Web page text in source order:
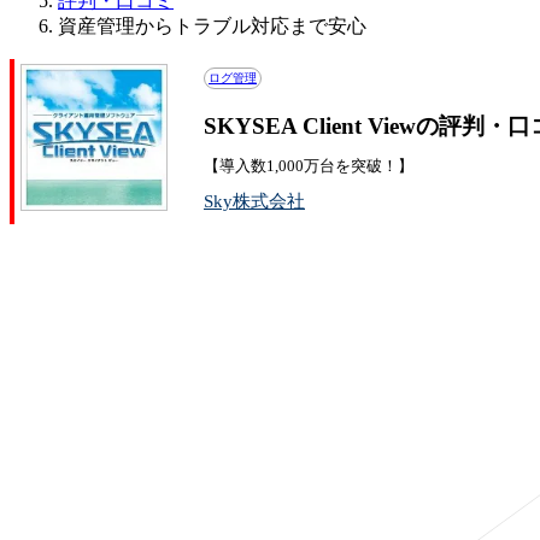
資産管理からトラブル対応まで安心
ログ管理
SKYSEA Client Viewの評判・口
【導入数1,000万台を突破！】
Sky株式会社